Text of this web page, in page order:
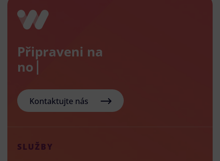
Připraveni na
nový e-
Kontaktujte nás
SLUŽBY